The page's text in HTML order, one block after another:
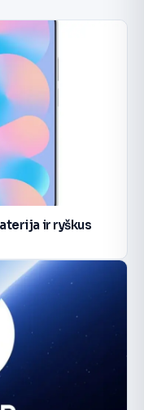
ir ryškus